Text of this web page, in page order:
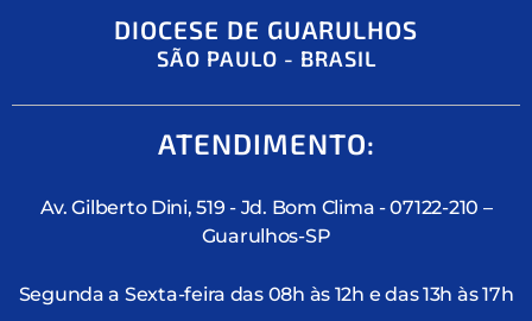
DIOCESE DE GUARULHOS
SÃO PAULO - BRASIL
ATENDIMENTO:
Av. Gilberto Dini, 519 - Jd. Bom Clima - 07122-210 –
Guarulhos-SP
Segunda a Sexta-feira das 08h às 12h e das 13h às 17h